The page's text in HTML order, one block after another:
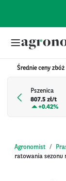
Średnie ceny zbóż
Pszenica
807.5 zł/t
+0.42%
Agronomist
ratowania sezonu